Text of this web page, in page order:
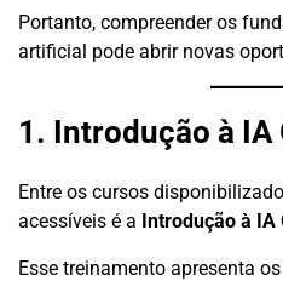
Portanto, compreender os
artificial pode abrir novas
1. Introdução à IA
Entre os cursos
acessíveis é a Introdução à IA
Esse treinamento apresenta